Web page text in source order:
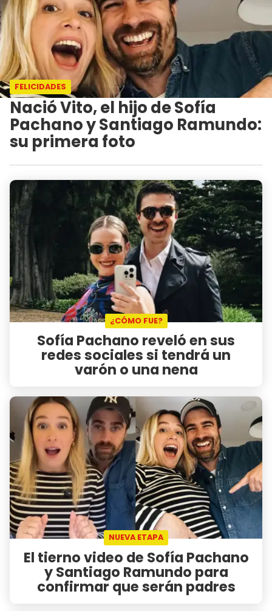
FELICIDADES
Nació Vito, el hijo de Sofía
Pachano y Santiago Ramundo:
su primera foto
¿CÓMO FUE?
Sofía Pachano reveló en sus
redes sociales si tendrá un
varón o una nena
NUEVA ETAPA
El tierno video de Sofía Pachano
y Santiago Ramundo para
confirmar que serán padres